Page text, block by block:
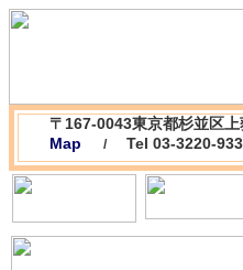
〒167-0043東京都杉並区上
Map
/Tel 03-3220-